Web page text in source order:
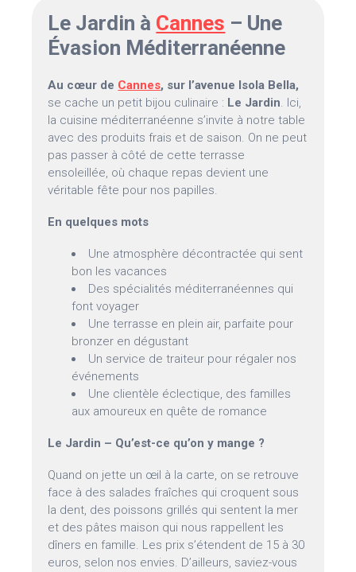
Le Jardin à Cannes – Une
Évasion Méditerranéenne
Au cœur de Cannes, sur l’avenue Isola Bella,
se cache un petit bijou culinaire : Le Jardin. Ici,
la cuisine méditerranéenne s’invite à notre table
avec des produits frais et de saison. On ne peut
pas passer à côté de cette terrasse
ensoleillée, où chaque repas devient une
véritable fête pour nos papilles.
En quelques mots
Une atmosphère décontractée qui sent
bon les vacances
Des spécialités méditerranéennes qui
font voyager
Une terrasse en plein air, parfaite pour
bronzer en dégustant
Un service de traiteur pour régaler nos
événements
Une clientèle éclectique, des familles
aux amoureux en quête de romance
Le Jardin – Qu’est-ce qu’on y mange ?
Quand on jette un œil à la carte, on se retrouve
face à des salades fraîches qui croquent sous
la dent, des poissons grillés qui sentent la mer
et des pâtes maison qui nous rappellent les
dîners en famille. Les prix s’étendent de 15 à 30
euros, selon nos envies. D’ailleurs, saviez-vous